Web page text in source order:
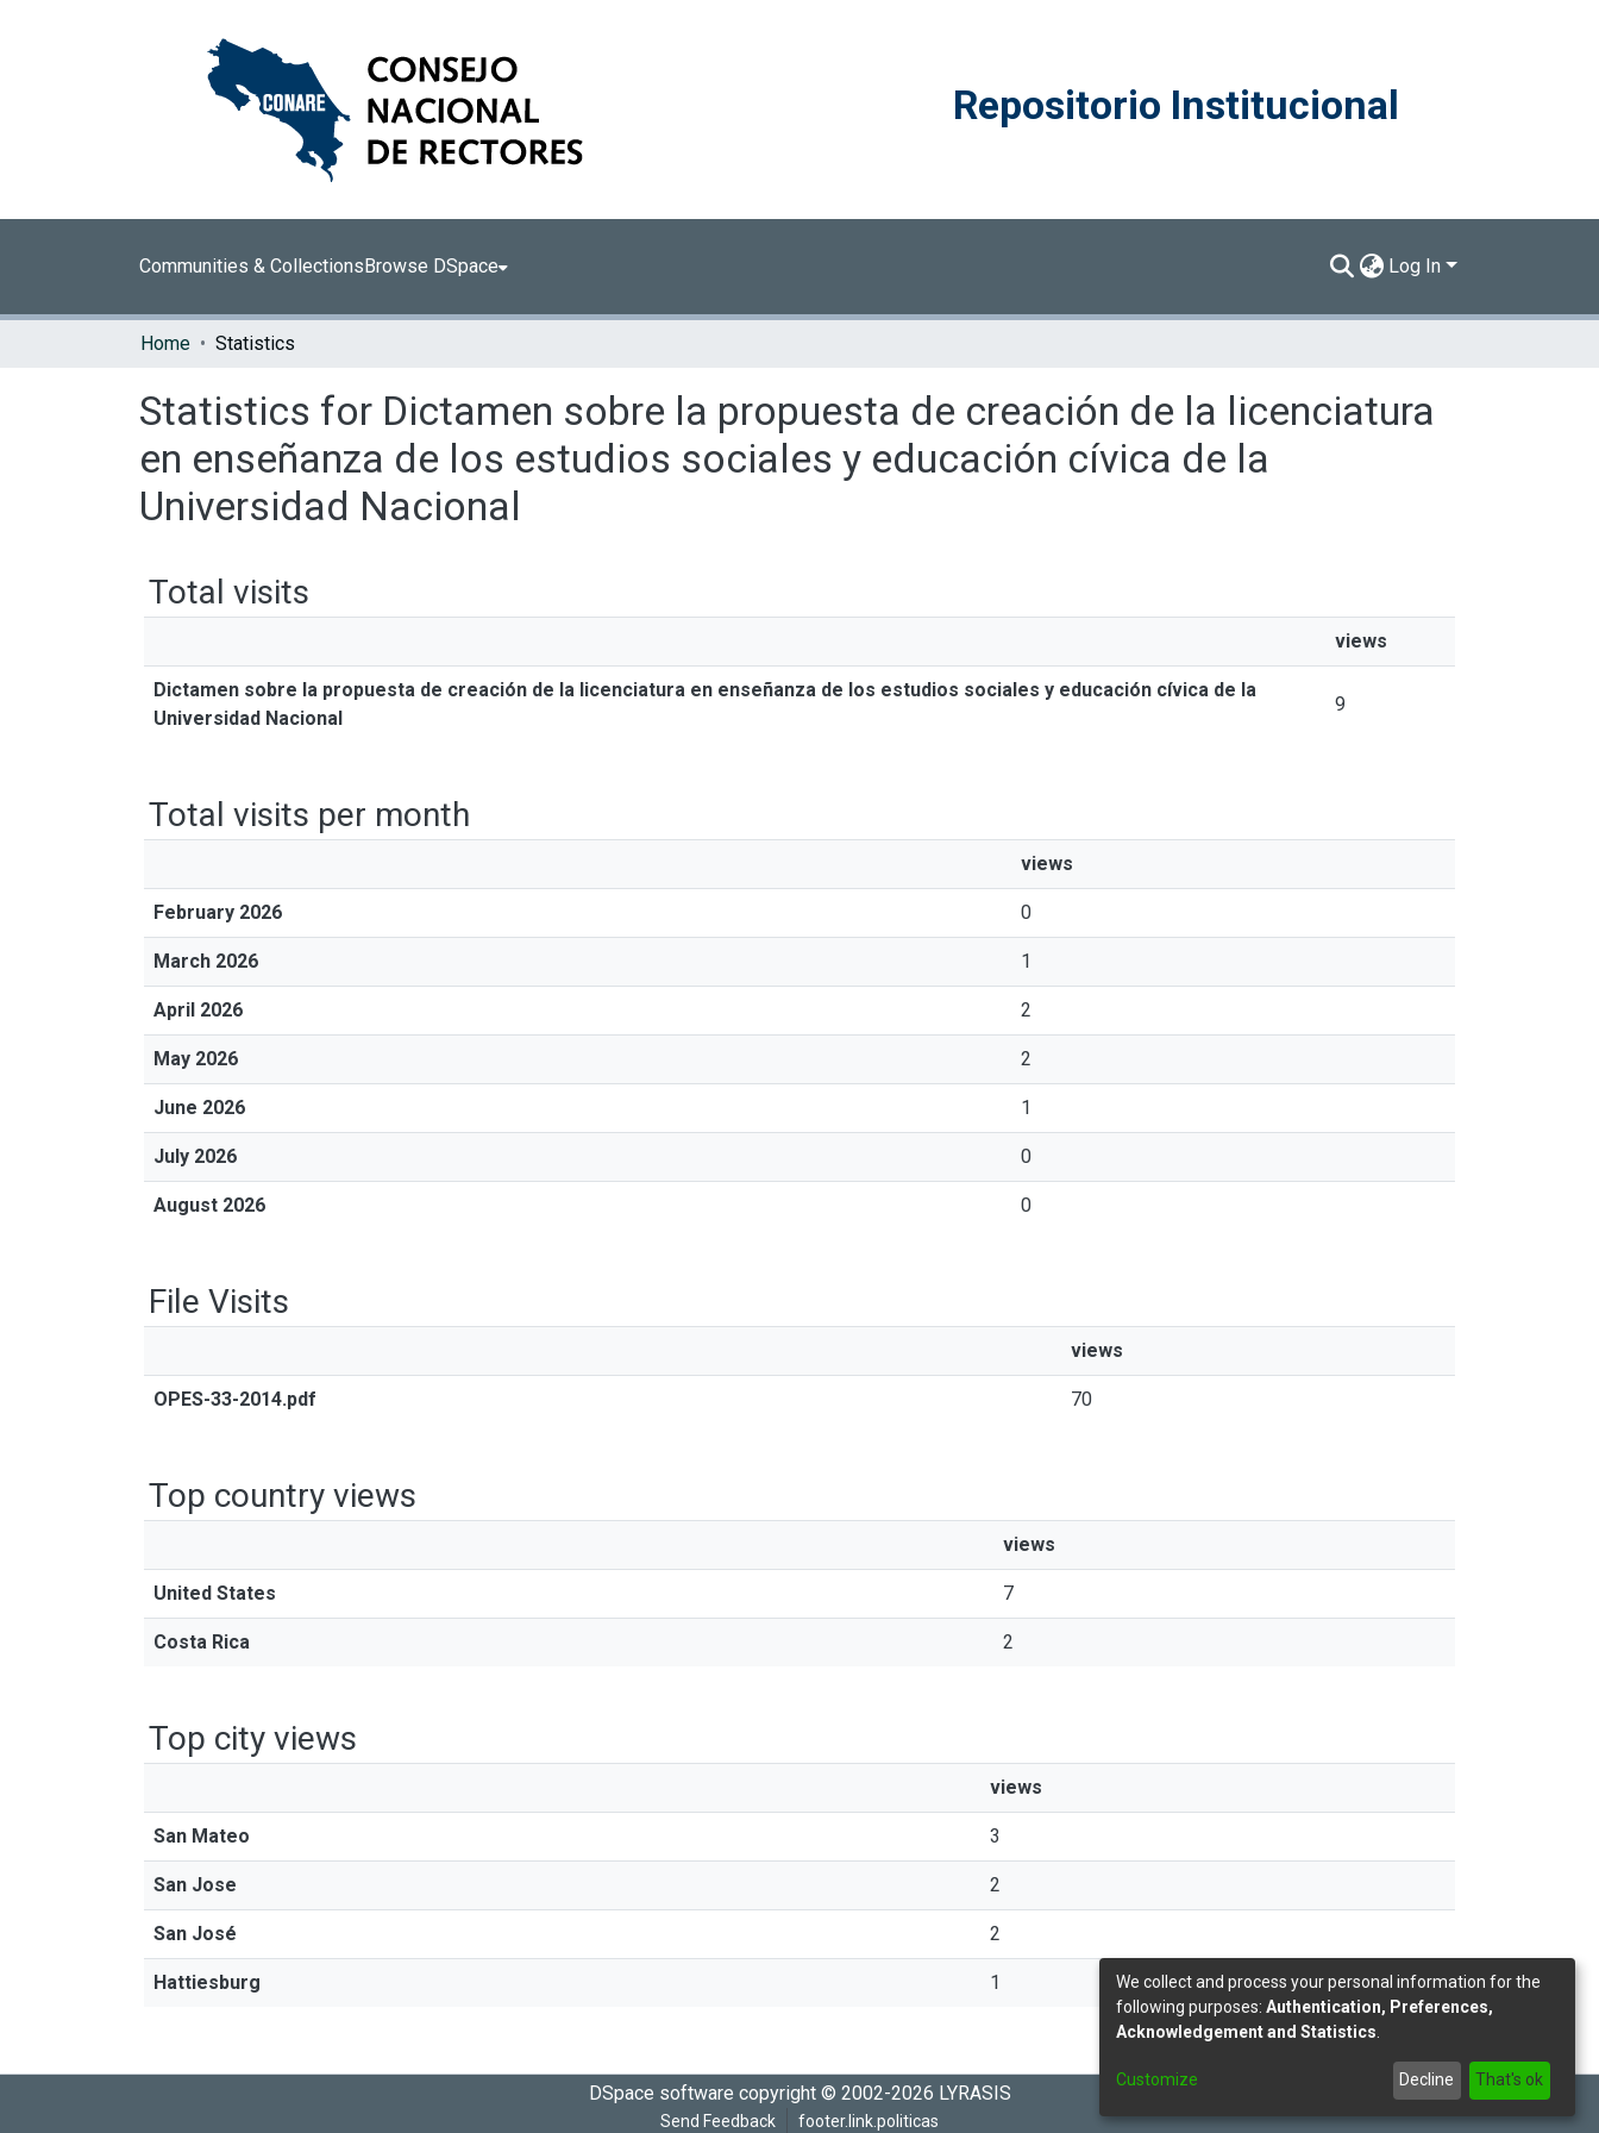
Repositorio Institucional
Communities & CollectionsBrowse DSpace Log In
Home Statistics
Statistics for Dictamen sobre la propuesta de creación de la licenciatura
en enseñanza de los estudios sociales y educación cívica de la
Universidad Nacional
Total visits
views
Dictamen sobre la propuesta de creación de la licenciatura en enseñanza de los estudios sociales y educación cívica de la
Universidad Nacional
9
Total visits per month
views
February 2026 0
March 2026 1
April 2026 2
May 2026 2
June 2026 1
July 2026 0
August 2026 0
File Visits
views
OPES-33-2014.pdf 70
Top country views
views
United States 7
Costa Rica 2
Top city views
views
San Mateo 3
San Jose 2
San José 2
Hattiesburg 1
DSpace software copyright © 2002-2026 LYRASIS
Send Feedback footer.link.politicas
We collect and process your personal information for the
following purposes: Authentication, Preferences,
Acknowledgement and Statistics
Customize Decline That's ok